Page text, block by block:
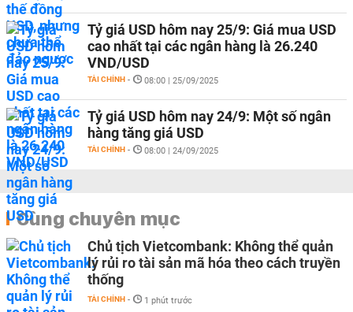
Tỷ giá USD hôm nay 25/9: Giá mua USD
cao nhất tại các ngân hàng là 26.240
VND/USD
TÀI CHÍNH - 08:00 | 25/09/2025
Tỷ giá USD hôm nay 24/9: Một số ngân
hàng tăng giá USD
TÀI CHÍNH - 08:00 | 24/09/2025
Cùng chuyên mục
Chủ tịch Vietcombank: Không thể quản
lý rủi ro tài sản mã hóa theo cách truyền
thống
TÀI CHÍNH - 1 phút trước